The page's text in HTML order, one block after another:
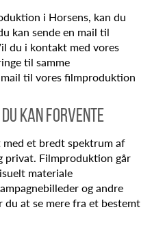
i Horsens, kan du
kan sende en mail til
du i kontakt med vores
til samme
til vores filmproduktion
KAN FORVENTE
et bredt spektrum af
privat. Filmproduktion går
materiale
og andre
at se mere fra et bestemt